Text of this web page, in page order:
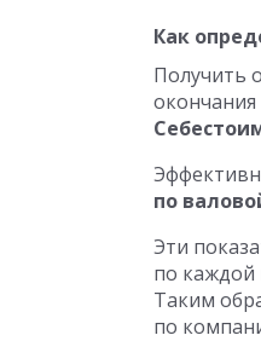
Как
Получить
по
Эти
по каждой
Таким
по